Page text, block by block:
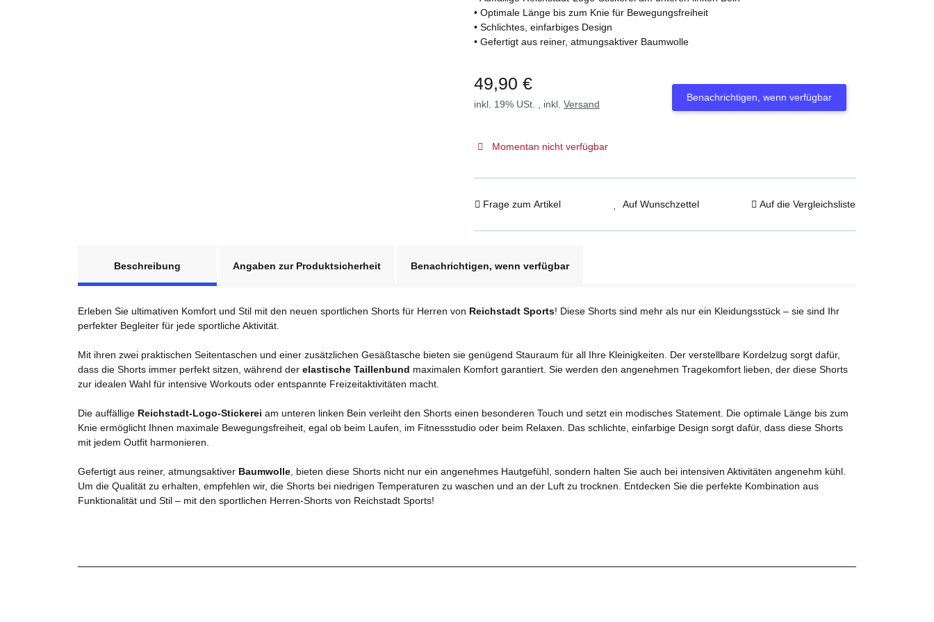
• Optimale Länge bis zum Knie für Bewegungsfreiheit
• Schlichtes, einfarbiges Design
• Gefertigt aus reiner, atmungsaktiver Baumwolle
49,90 €
inkl. 19% USt. , inkl. Versand
Momentan nicht verfügbar
Benachrichtigen, wenn verfügbar
Frage zum Artikel Auf Wunschzettel Auf die Vergleichsliste
Beschreibung
Angaben zur Produktsicherheit Benachrichtigen, wenn verfügbar
Erleben Sie ultimativen Komfort und Stil mit den neuen sportlichen Shorts für Herren von Reichstadt Sports! Diese Shorts sind mehr als nur ein Kleidungsstück – sie sind Ihr
perfekter Begleiter für jede sportliche Aktivität.
Mit ihren zwei praktischen Seitentaschen und einer zusätzlichen Gesäßtasche bieten sie genügend Stauraum für all Ihre Kleinigkeiten. Der verstellbare Kordelzug sorgt dafür,
dass die Shorts immer perfekt sitzen, während der elastische Taillenbund maximalen Komfort garantiert. Sie werden den angenehmen Tragekomfort lieben, der diese Shorts
zur idealen Wahl für intensive Workouts oder entspannte Freizeitaktivitäten macht.
Die auffällige Reichstadt-Logo-Stickerei am unteren linken Bein verleiht den Shorts einen besonderen Touch und setzt ein modisches Statement. Die optimale Länge bis zum
Knie ermöglicht Ihnen maximale Bewegungsfreiheit, egal ob beim Laufen, im Fitnessstudio oder beim Relaxen. Das schlichte, einfarbige Design sorgt dafür, dass diese Shorts
mit jedem Outfit harmonieren.
Gefertigt aus reiner, atmungsaktiver Baumwolle , bieten diese Shorts nicht nur ein angenehmes Hautgefühl, sondern halten Sie auch bei intensiven Aktivitäten angenehm kühl.
Um die Qualität zu erhalten, empfehlen wir, die Shorts bei niedrigen Temperaturen zu waschen und an der Luft zu trocknen. Entdecken Sie die perfekte Kombination aus
Funktionalität und Stil – mit den sportlichen Herren-Shorts von Reichstadt Sports!